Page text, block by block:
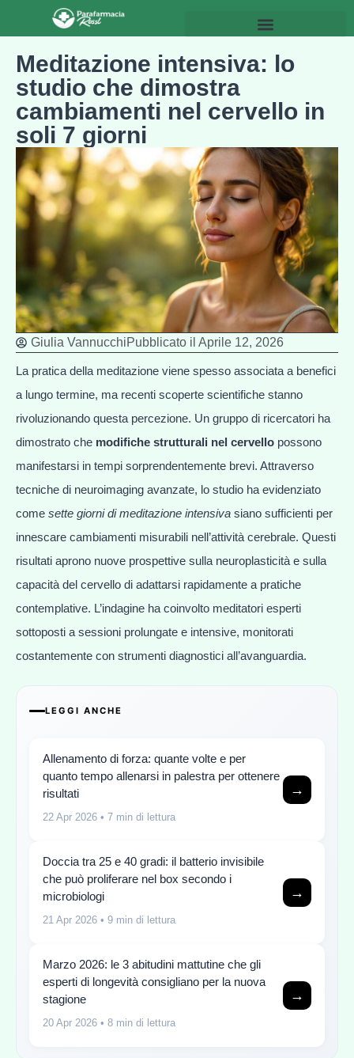
Meditazione intensiva: lo
studio che dimostra
cambiamenti nel cervello in
soli 7 giorni
Giulia VannucchiPubblicato il Aprile 12, 2026
La pratica della meditazione viene spesso associata a benefici
a lungo termine, ma recenti scoperte scientifiche stanno
rivoluzionando questa percezione. Un gruppo di ricercatori ha
dimostrato che modifiche strutturali nel cervello possono
manifestarsi in tempi sorprendentemente brevi. Attraverso
tecniche di neuroimaging avanzate, lo studio ha evidenziato
come sette giorni di meditazione intensiva siano sufficienti per
innescare cambiamenti misurabili nell’attività cerebrale. Questi
risultati aprono nuove prospettive sulla neuroplasticità e sulla
capacità del cervello di adattarsi rapidamente a pratiche
contemplative. L’indagine ha coinvolto meditatori esperti
sottoposti a sessioni prolungate e intensive, monitorati
costantemente con strumenti diagnostici all’avanguardia.
LEGGI ANCHE
Allenamento di forza: quante volte e per
quanto tempo allenarsi in palestra per ottenere
risultati
22 Apr 2026 • 7 min di lettura
→
Doccia tra 25 e 40 gradi: il batterio invisibile
che può proliferare nel box secondo i
microbiologi
21 Apr 2026 • 9 min di lettura
→
Marzo 2026: le 3 abitudini mattutine che gli
esperti di longevità consigliano per la nuova
stagione
20 Apr 2026 • 8 min di lettura
→